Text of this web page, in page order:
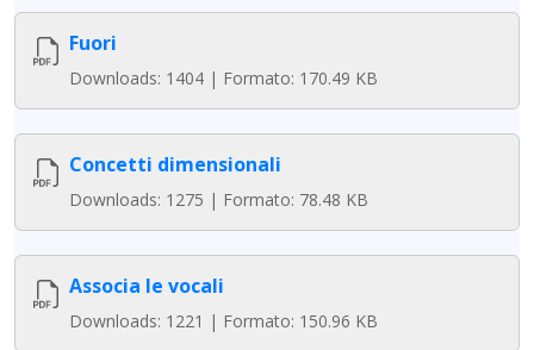
Fuori
Downloads: 1404 | Formato: 170.49 KB
Concetti dimensionali
Downloads: 1275 | Formato: 78.48 KB
Associa le vocali
Downloads: 1221 | Formato: 150.96 KB